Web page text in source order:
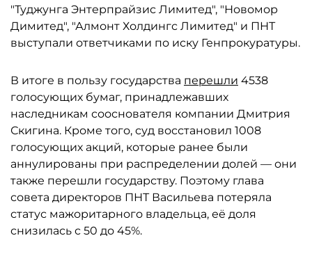
"Туджунга Энтерпрайзис Лимитед", "Новомор
Димитед", "Алмонт Холдингс Лимитед" и ПНТ
выступали ответчиками по иску Генпрокуратуры.
В итоге в пользу государства перешли 4538
голосующих бумаг, принадлежавших
наследникам сооснователя компании Дмитрия
Скигина. Кроме того, суд восстановил 1008
голосующих акций, которые ранее были
аннулированы при распределении долей — они
также перешли государству. Поэтому глава
совета директоров ПНТ Васильева потеряла
статус мажоритарного владельца, её доля
снизилась с 50 до 45%.